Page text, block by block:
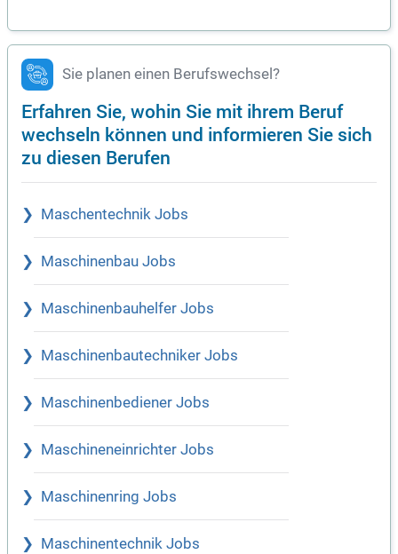
Sie planen einen Berufswechsel?
Erfahren Sie, wohin Sie mit ihrem Beruf
wechseln können und informieren Sie sich
zu diesen Berufen
Maschentechnik Jobs
Maschinenbau Jobs
Maschinenbauhelfer Jobs
Maschinenbautechniker Jobs
Maschinenbediener Jobs
Maschineneinrichter Jobs
Maschinenring Jobs
Maschinentechnik Jobs